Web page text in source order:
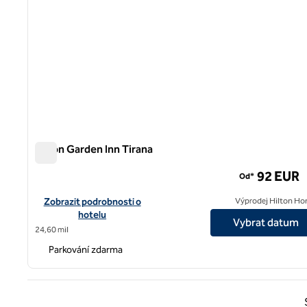
Hilton Garden Inn Tirana
Zobrazit podrobnosti o hotelu Hilton Garden Inn Tirana
Zobrazit podrobnosti o
hotelu
24,60 mil
Od* 92 EUR
Výprodej Hilton
Vybrat datum
Parkování zdarma